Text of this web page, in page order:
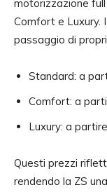
motorizzazione
Comfort e Luxury.
passaggio di
Standard: a
Comfort: a
Luxury: a
Questi prezzi
rendendo la ZS